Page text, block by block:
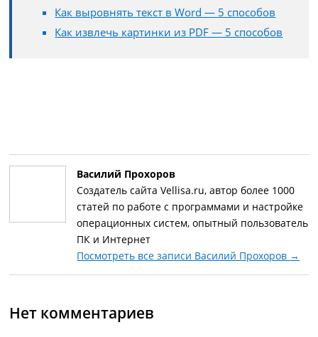
Как выровнять текст в Word — 5 способов
Как извлечь картинки из PDF — 5 способов
Василий Прохоров
Создатель сайта Vellisa.ru, автор более 1000
статей по работе с программами и настройке
операционных систем, опытный пользователь
ПК и Интернет
Посмотреть все записи Василий Прохоров →
Нет комментариев